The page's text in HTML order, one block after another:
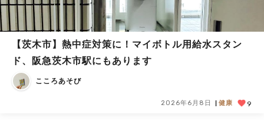
【茨木市】熱中症対策に！マイボトル用給水スタン
ド、阪急茨木市駅にもあります
こころあそび
2026年6月8日 健康 9